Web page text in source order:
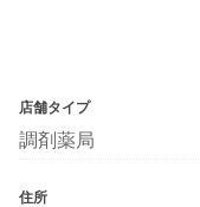
店舗タイプ
調剤薬局
住所